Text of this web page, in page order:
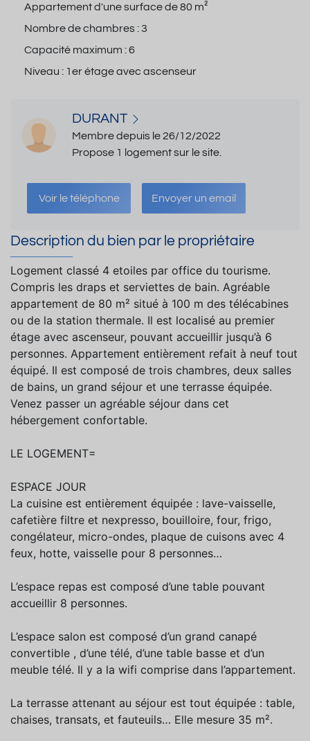
Appartement d'une surface de80 m²
Nombre de chambres :3
Capacité maximum :6
Niveau : 1er étage avec ascenseur
DURANT
Membre depuis le 26/12/2022
Propose 1 logement sur le site.
Voir le téléphone Envoyer un email
Description du bien par le propriétaire
Logement classé 4 etoiles par office du tourisme.
Compris les draps et serviettes de bain. Agréable
appartement de 80 m² situé à 100 m des télécabines
ou de la station thermale. Il est localisé au premier
étage avec ascenseur, pouvant accueillir jusqu’à 6
personnes. Appartement entièrement refait à neuf tout
équipé. Il est composé de trois chambres, deux salles
de bains, un grand séjour et une terrasse équipée.
Venez passer un agréable séjour dans cet
hébergement confortable.
LE LOGEMENT=
ESPACE JOUR
La cuisine est entièrement équipée : lave-vaisselle,
cafetière filtre et nexpresso, bouilloire, four, frigo,
congélateur, micro-ondes, plaque de cuisons avec 4
feux, hotte, vaisselle pour 8 personnes…
L’espace repas est composé d’une table pouvant
accueillir 8 personnes.
L’espace salon est composé d’un grand canapé
convertible , d’une télé, d’une table basse et d’un
meuble télé. Il y a la wifi comprise dans l’appartement.
La terrasse attenant au séjour est tout équipée : table,
chaises, transats, et fauteuils… Elle mesure 35 m².